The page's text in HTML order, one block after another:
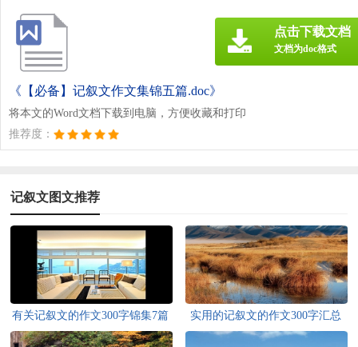
《【必备】记叙文作文集锦五篇.doc》
将本文的Word文档下载到电脑，方便收藏和打印
推荐度：
点击下载文档
文档为doc格式
记叙文图文推荐
有关记叙文的作文300字锦集7篇
实用的记叙文的作文300字汇总
八篇